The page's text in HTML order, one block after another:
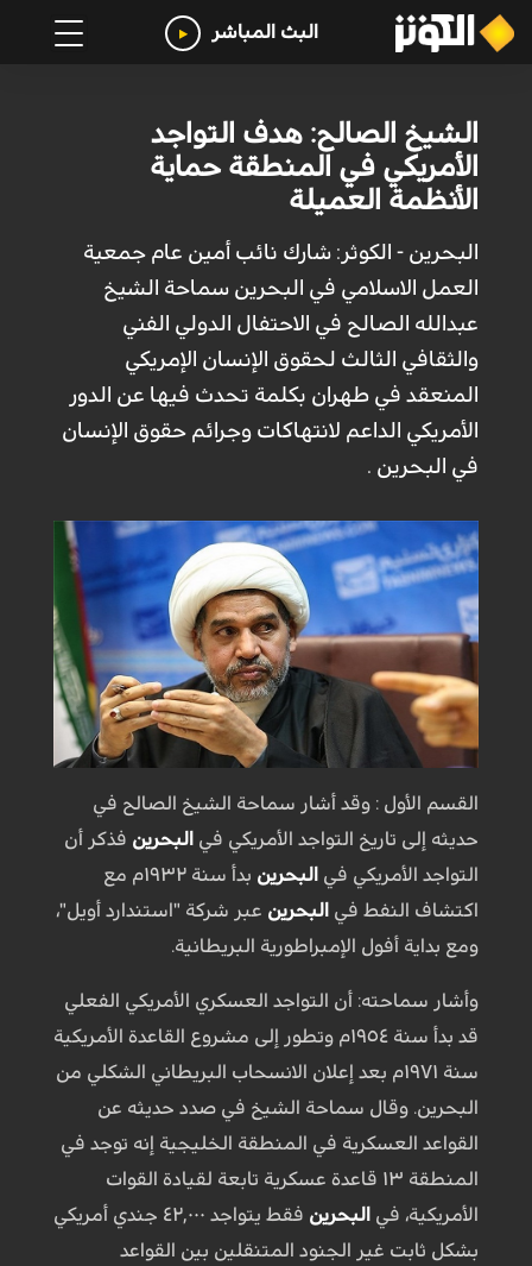
البث المباشر
الشيخ الصالح: هدف التواجد
الأمريكي في المنطقة حماية
الأنظمة العميلة
البحرين - الكوثر: شارك نائب أمين عام جمعية
العمل الاسلامي في البحرين سماحة الشيخ
عبدالله الصالح في الاحتفال الدولي الفني
والثقافي الثالث لحقوق الإنسان الإمريكي
المنعقد في طهران بكلمة تحدث فيها عن الدور
الأمريكي الداعم لانتهاكات وجرائم حقوق الإنسان
في البحرين .
القسم الأول : وقد أشار سماحة الشيخ الصالح في
حديثه إلى تاريخ التواجد الأمريكي في البحرين فذكر أن
التواجد الأمريكي في البحرين
بدأ سنة ١٩٣٢م مع
اكتشاف النفط في البحرين عبر شركة "استندارد أويل"،
ومع بداية أفول الإمبراطورية البريطانية.
وأشار سماحته: أن التواجد العسكري الأمريكي الفعلي
قد بدأ سنة ١٩٥٤م وتطور إلى مشروع القاعدة الأمريكية
سنة ١٩٧١م بعد إعلان الانسحاب البريطاني الشكلي من
البحرين. وقال سماحة الشيخ في صدد حديثه عن
القواعد العسكرية في المنطقة الخليجية إنه توجد في
المنطقة ١٣ قاعدة عسكرية تابعة لقيادة القوات
الأمريكية، في البحرين
فقط يتواجد ٤٢,٠٠٠ جندي أمريكي
بشكل ثابت غير الجنود المتنقلين بين القواعد